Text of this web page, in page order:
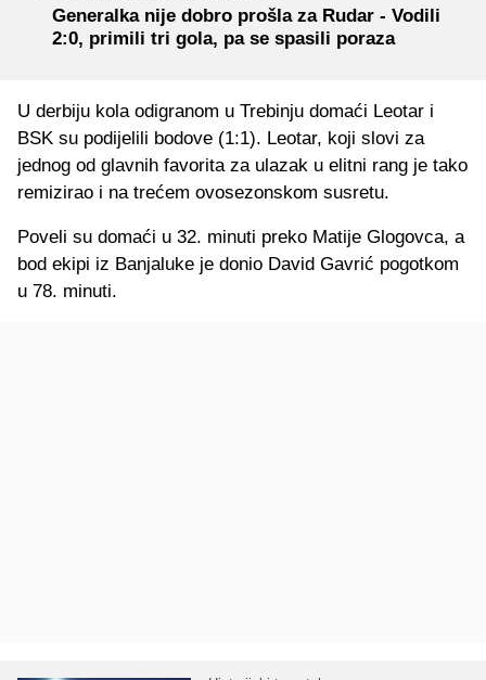
Generalka nije dobro prošla za Rudar - Vodili
2:0, primili tri gola, pa se spasili poraza
U derbiju kola odigranom u Trebinju domaći Leotar i
BSK su podijelili bodove (1:1). Leotar, koji slovi za
jednog od glavnih favorita za ulazak u elitni rang je tako
remizirao i na trećem ovosezonskom susretu.
Poveli su domaći u 32. minuti preko Matije Glogovca, a
bod ekipi iz Banjaluke je donio David Gavrić pogotkom
u 78. minuti.